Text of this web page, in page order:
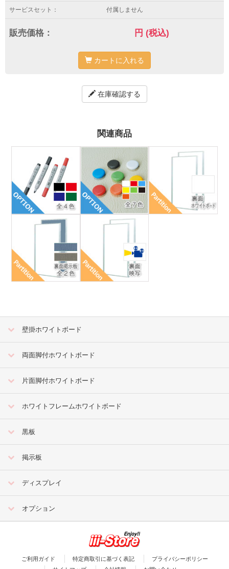
サービスセット： 付属しません
販売価格： 円 (税込)
カートに入れる
在庫確認する
関連商品
壁掛ホワイトボード
両面脚付ホワイトボード
片面脚付ホワイトボード
ホワイトフレームホワイトボード
黒板
掲示板
ディスプレイ
オプション
ご利用ガイド 特定商取引に基づく表記
プライバシーポリシー